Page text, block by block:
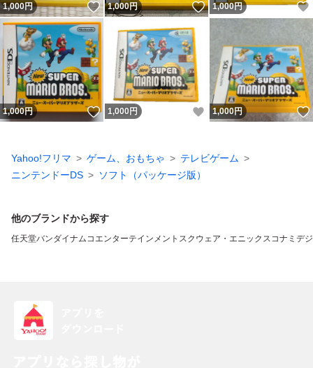
1,000円 いいね！
1,000円 いいね！
1,000円
1,000円 いいね！
1,000 円 いいね！
1,000円
Yahoo!フリマ ゲーム、おもちゃ
テレビゲーム
ニンテンドーDS
ソフト（パッケージ版）
他のブランドから探す
任天堂バンダイナムコエンターテインメント スクウェア・エニックスコナミデ